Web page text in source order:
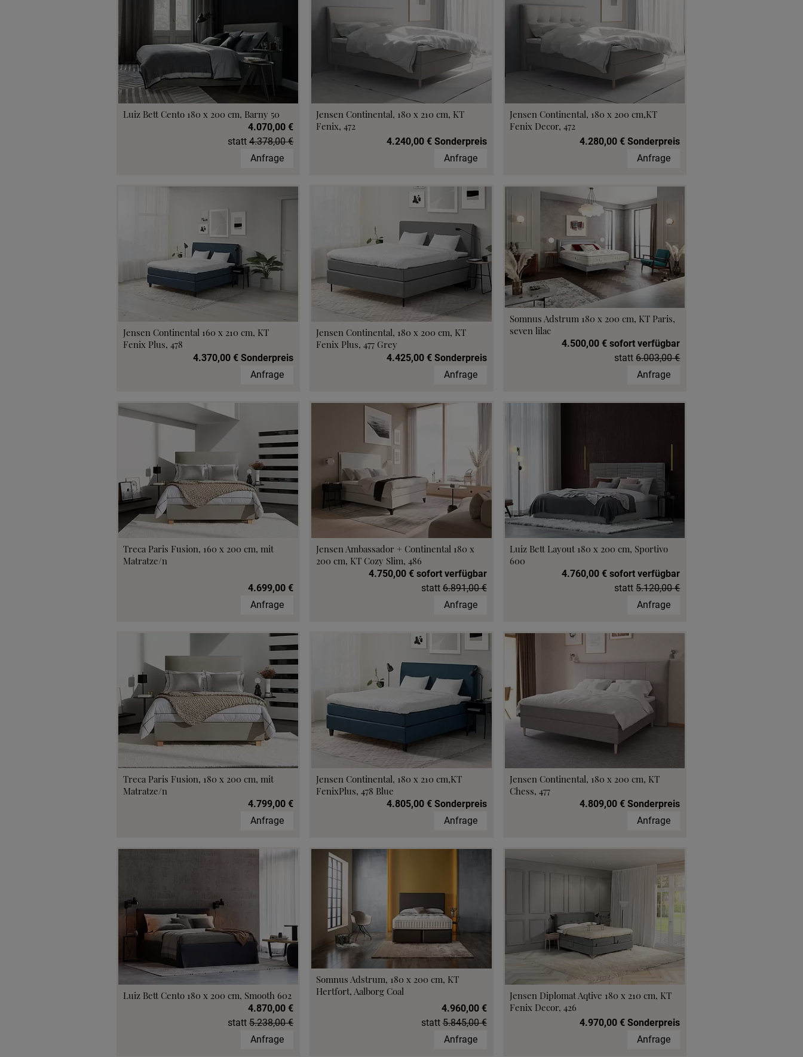
Luiz Bett Cento 180 x 200 cm, Barny 50
4.070,00 €
statt4.378,00 €
Anfrage
Jensen Continental, 180 x 210 cm, KT
Fenix, 472
4.240,00 € Sonderpreis
Anfrage
Jensen Continental, 180 x 200 cm,KT
Fenix Decor, 472
4.280,00 € Sonderpreis
Anfrage
Jensen Continental 160 x 210 cm, KT
Fenix Plus, 478
4.370,00 € Sonderpreis
Anfrage
Jensen Continental, 180 x 200 cm, KT
Fenix Plus, 477 Grey
4.425,00 € Sonderpreis
Anfrage
Somnus Adstrum 180 x 200 cm, KT Paris,
seven lilac
4.500,00 € sofort verfügbar
statt6.003,00 €
Anfrage
Treca Paris Fusion, 160 x 200 cm, mit
Matratze/n
4.699,00 €
Anfrage
Jensen Ambassador + Continental 180 x
200 cm, KT Cozy Slim, 486
4.750,00 € sofort verfügbar
statt 6.891,00 €
Anfrage
Luiz Bett Layout 180 x 200 cm, Sportivo
600
4.760,00 € sofort verfügbar
statt5.120,00 €
Anfrage
Treca Paris Fusion, 180 x 200 cm, mit
Matratze/n
4.799,00 €
Anfrage
Jensen Continental, 180 x 210 cm,KT
FenixPlus, 478 Blue
4.805,00 € Sonderpreis
Anfrage
Jensen Continental, 180 x 200 cm, KT
Chess, 477
4.809,00 € Sonderpreis
Anfrage
Luiz Bett Cento 180 x 200 cm, Smooth 602
4.870,00 €
statt5.238,00 €
Anfrage
Somnus Adstrum, 180 x 200 cm, KT
Hertfort, Aalborg Coal
4.960,00 €
statt 5.845,00 €
Anfrage
Jensen Diplomat Aqtive 180 x 210 cm, KT
Fenix Decor, 426
4.970,00 € Sonderpreis
Anfrage